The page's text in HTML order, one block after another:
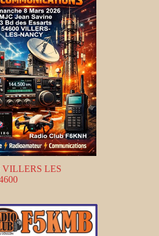
VILLERS LES